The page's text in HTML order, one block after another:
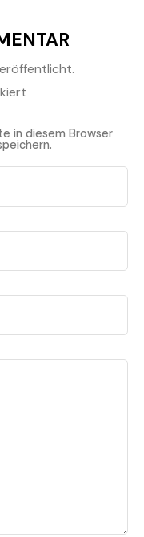
in diesem Browser